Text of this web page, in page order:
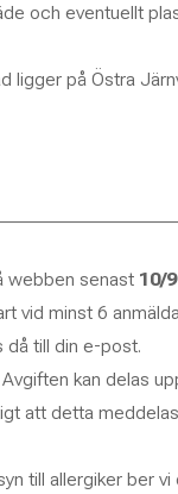
och eventuellt
ligger på Östra
webben senast 10/9
vid minst 6
då till din e-post.
Avgiften kan delas
att detta
till allergiker ber